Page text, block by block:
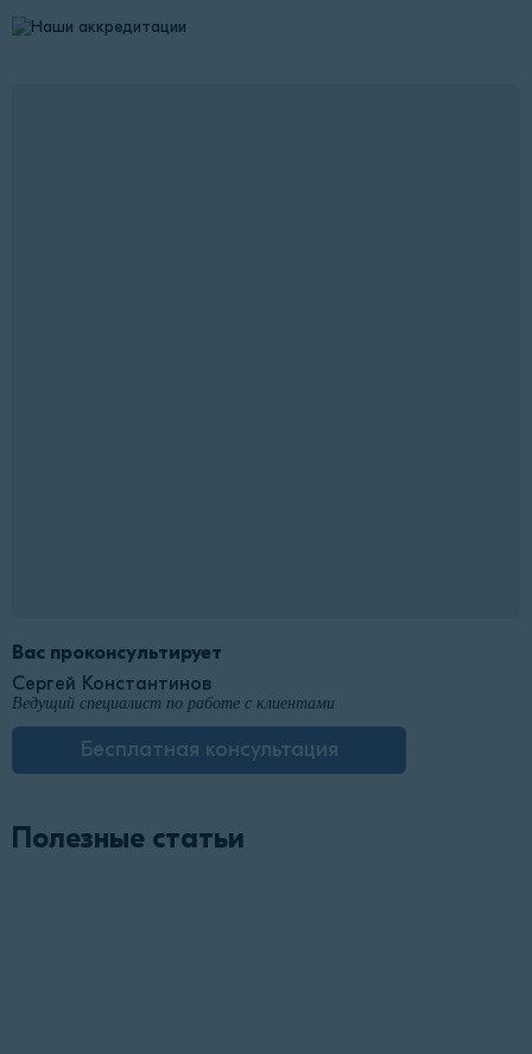
Вас проконсультирует
Сергей Константинов
Ведущий специалист по работе с клиентами
Бесплатная консультация
Полезные статьи